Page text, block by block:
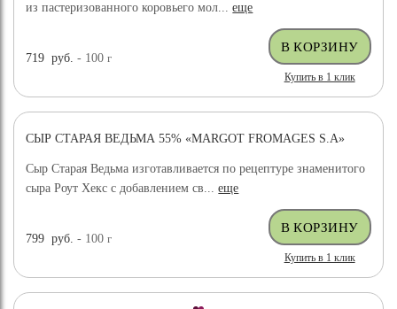
из пастеризованного коровьего мол...еще
719 руб. - 100г
Купить в 1 клик
СЫР СТАРАЯ ВЕДЬМА 55% «MARGOT FROMAGES S.A»
Сыр Старая Ведьма изготавливается по рецептуре знаменитого
сыра Роут Хекс с добавлением св...еще
799 руб. - 100г
Купить в 1 клик